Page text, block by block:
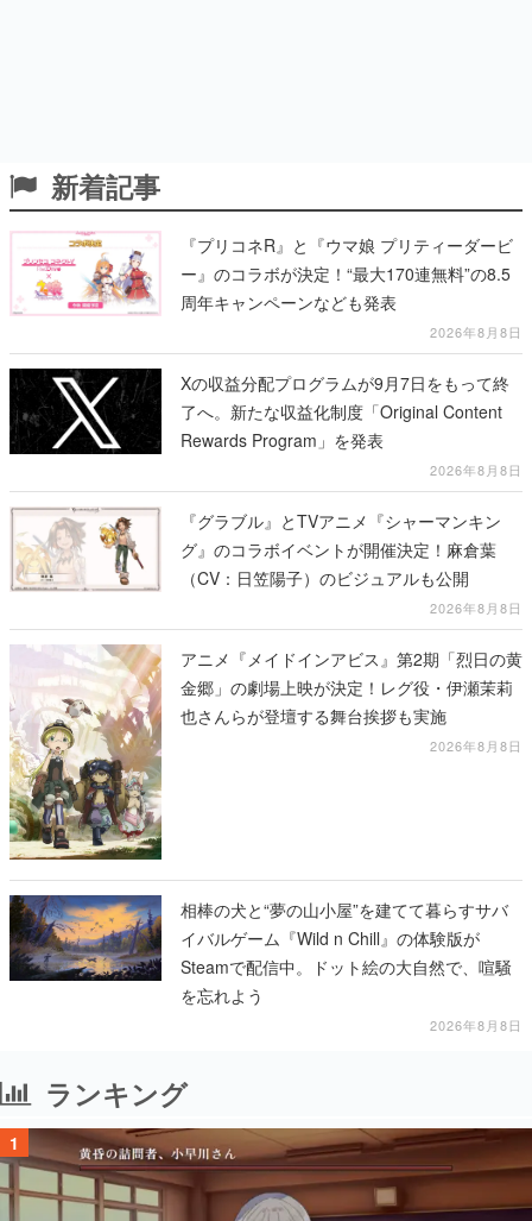
新着記事
『プリコネR』と『ウマ娘 プリティーダービ
ー』のコラボが決定！“最大170連無料”の8.5
周年キャンペーンなども発表
2026年8月8日
Xの収益分配プログラムが9月7日をもって終
了へ。新たな収益化制度「Original Content
Rewards Program」を発表
2026年8月8日
『グラブル』とTVアニメ『シャーマンキン
グ』のコラボイベントが開催決定！麻倉葉
（CV：日笠陽子）のビジュアルも公開
2026年8月8日
アニメ『メイドインアビス』第2期「烈日の黄
金郷」の劇場上映が決定！レグ役・伊瀬茉莉
也さんらが登壇する舞台挨拶も実施
2026年8月8日
相棒の犬と“夢の山小屋”を建てて暮らすサバ
イバルゲーム『Wild n Chill』の体験版が
Steamで配信中。ドット絵の大自然で、喧騒
を忘れよう
2026年8月8日
ランキング
1